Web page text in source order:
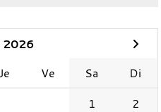
2026
Je Ve Sa
Di
1
2